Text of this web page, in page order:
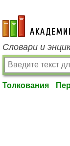
academic.ru
Словари и
Толкования